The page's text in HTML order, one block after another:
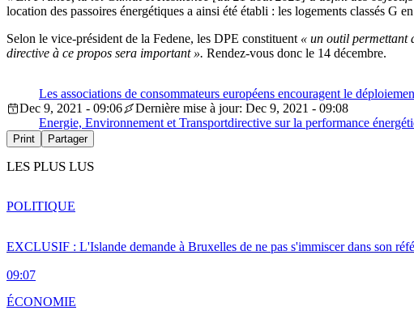
location des passoires énergétiques a ainsi été établi : les logements classés
Selon le vice-président de la Fedene, les DPE constituent « un outil permettant
directive à ce propos sera important ». Rendez-vous donc le 14 décembre.
Les associations de consommateurs européens encouragent le
Dec 9, 2021 - 09:06
Dernière mise à jour: Dec 9, 2021 - 09:08
Energie, Environnement et Transportdirective sur la performance
Print Partager
LES PLUS LUS
EXCLUSIF : L'Islande demande à Bruxelles de ne pas s'immiscer dans son
09:07
POLITIQUE
ÉCONOMIE